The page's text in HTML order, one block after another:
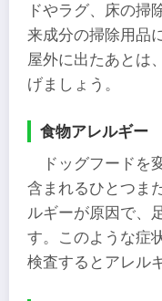
ドやラグ、床の掃
来成分の掃除用品
屋外に出たあとは
げましょう。
食物アレルギー
ドッグフードを
含まれるひとつま
ルギーが原因で、
す。このような症
検査するとアレル